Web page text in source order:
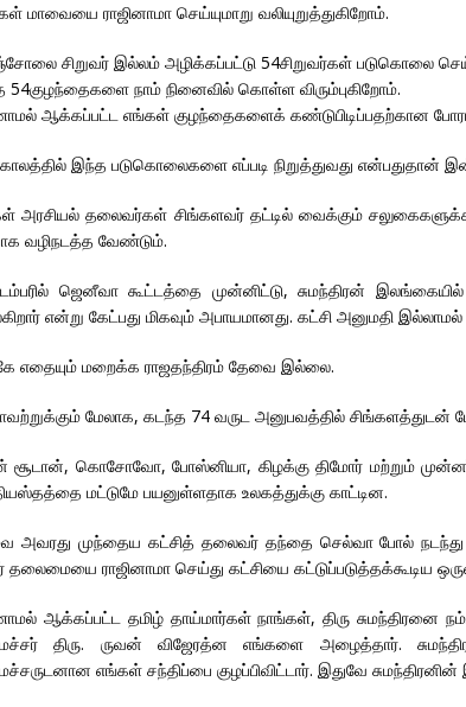
மாவையை ராஜினாமா செய்யுமாறு வலியுறுத்துகிறோம்.
சிறுவர் இல்லம் அழிக்கப்பட்டு 54சிறுவர்கள் படுகொலை
54குழந்தைகளை நாம் நினைவில் கொள்ள விரும்புகிறோம்.
ஆக்கப்பட்ட எங்கள் குழந்தைகளைக் கண்டுபிடிப்பதற்கான
இந்த படுகொலைகளை எப்படி நிறுத்துவது என்பதுதான்
அரசியல் தலைவர்கள் சிங்களவர் தட்டில் வைக்கும்
வழிநடத்த வேண்டும்.
ஜெனீவா கூட்டத்தை முன்னிட்டு, சுமந்திரன்
என்று கேட்பது மிகவும் அபாயமானது. கட்சி அனுமதி
எதையும் மறைக்க ராஜதந்திரம் தேவை இல்லை.
மேலாக, கடந்த 74 வருட அனுபவத்தில் சிங்களத்துடன்
சூடான், கொசோவோ, போஸ்னியா, கிழக்கு திமோர் மற்றும் முன்னர்
மட்டுமே பயனுள்ளதாக உலகத்துக்கு காட்டின.
அவரது முந்தைய கட்சித் தலைவர் தந்தை செல்வா போல்
ராஜினாமா செய்து கட்சியை கட்டுப்படுத்தக்கூடிய
ஆக்கப்பட்ட தமிழ் தாய்மார்கள் நாங்கள், திரு சுமந்திரனை
திரு. ருவன் விஜேரத்ன எங்களை அழைத்தார்.
எங்கள் சந்திப்பை குழப்பிவிட்டார். இதுவே சுமந்திரனின்